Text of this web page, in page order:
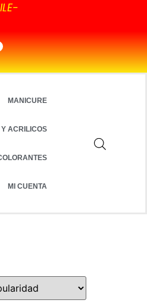
MANICURE
Y ACRILICOS
MI CUENTA